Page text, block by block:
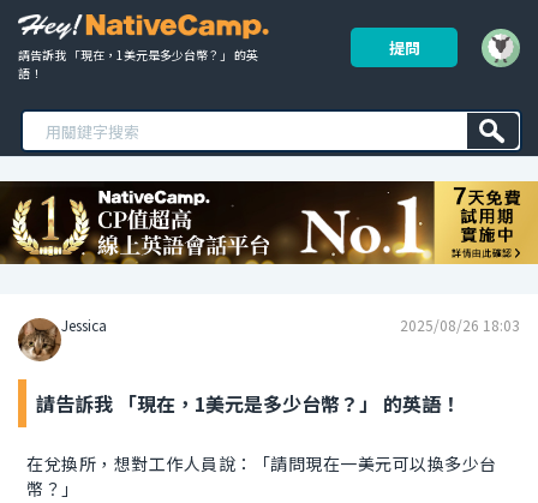
請告訴我 「現在，1美元是多少台幣？」 的英
語！
提問
Jessica 2025/08/26 18:03
請告訴我 「現在，1美元是多少台幣？」 的英語！
在兌換所，想對工作人員說：「請問現在一美元可以換多少台
幣？」